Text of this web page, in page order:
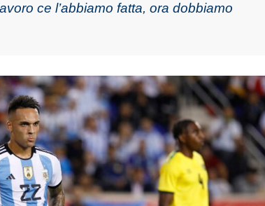
ce l’abbiamo fatta, ora dobbiamo